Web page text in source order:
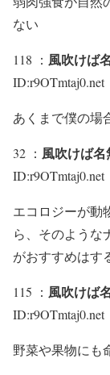
ない
118 ： 風吹けば
ID:r9OTmtaj0.net
あくまで僕の場
32 ： 風吹けば名
ID:r9OTmtaj0.net
エコロジーが動
ら、そのような
がおすすめはす
115 ： 風吹けば
ID:r9OTmtaj0.net
野菜や果物にも